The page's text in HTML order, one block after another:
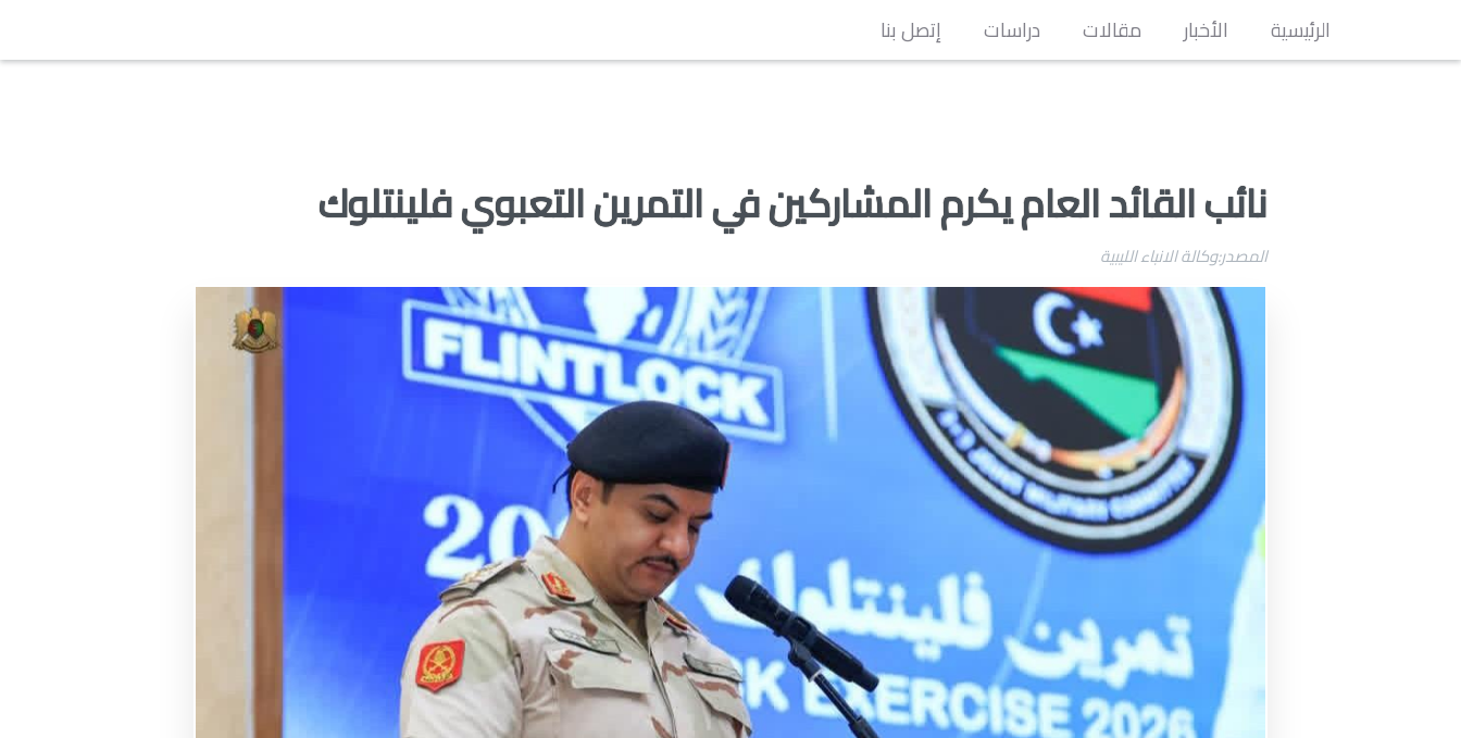
إتصل بنا دراسات مقالات الأخبار الرئيسية
نائب القائد العام يكرم المشاركين في التمرين التعبوي فلينتلوك
المصدر:وكالة الانباء الليبية